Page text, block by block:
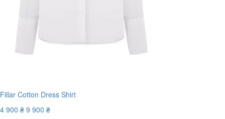
Fillar Cotton Dress Shirt
4 900 ₴ 9 900 ₴